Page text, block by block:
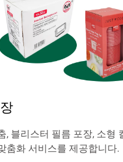
, 블리스터 필름 포장, 소형
춤화 서비스를 제공합니다.